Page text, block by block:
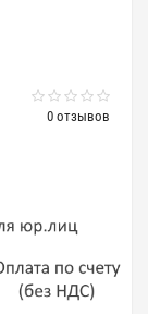
0 отзывов